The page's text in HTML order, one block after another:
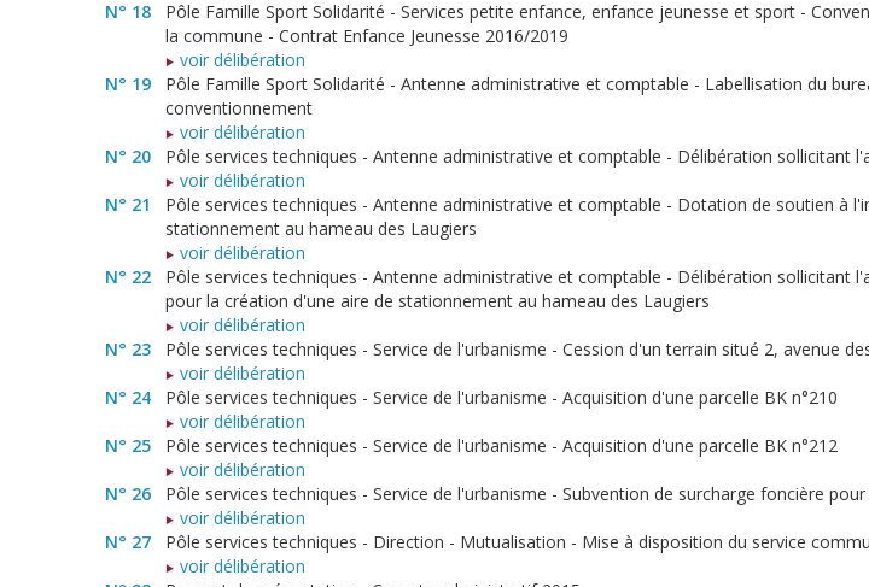
N° 18
Pôle Famille Sport Solidarité - Services petite enfance, enfance jeunesse et sport -
la commune - Contrat Enfance Jeunesse 2016/2019
voir délibération
N° 19
Pôle Famille Sport Solidarité - Antenne administrative et comptable - Labellisation du
conventionnement
voir délibération
N° 20
Pôle services techniques - Antenne administrative et comptable - Délibération sollicitant
voir délibération
N° 21
Pôle services techniques - Antenne administrative et comptable - Dotation de soutien à
stationnement au hameau des Laugiers
voir délibération
N° 22
Pôle services techniques - Antenne administrative et comptable - Délibération sollicitant
pour la création d'une aire de stationnement au hameau des Laugiers
voir délibération
N° 23
Pôle services techniques - Service de l'urbanisme - Cession d'un terrain situé 2, avenue
voir délibération
N° 24
Pôle services techniques - Service de l'urbanisme - Acquisition d'une parcelle BK n°210
voir délibération
N° 25
Pôle services techniques - Service de l'urbanisme - Acquisition d'une parcelle BK n°212
voir délibération
N° 26
Pôle services techniques - Service de l'urbanisme - Subvention de surcharge foncière
voir délibération
N° 27
Pôle services techniques - Direction - Mutualisation - Mise à disposition du service
voir délibération